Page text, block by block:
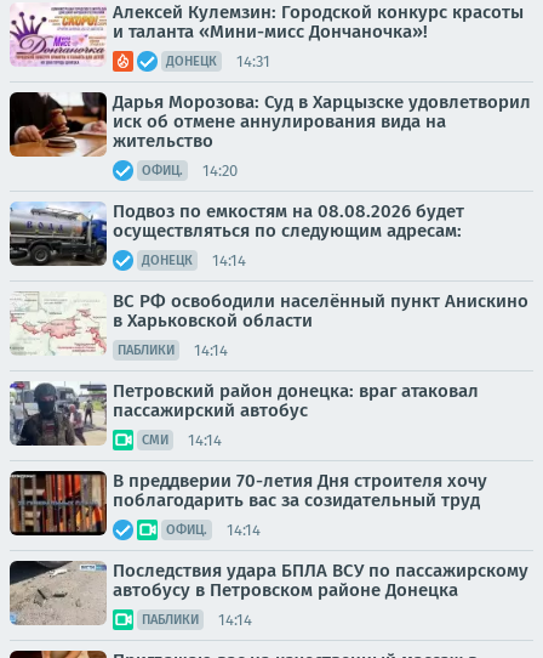
Алексей Кулемзин: Городской конкурс красоты
и таланта «Мини-мисс Дончаночка»!
ДОНЕЦК 14:31
Дарья Морозова: Суд в Харцызске удовлетворил
иск об отмене аннулирования вида на
жительство
ОФИЦ. 14:20
Подвоз по емкостям на 08.08.2026 будет
осуществляться по следующим адресам:
ДОНЕЦК 14:14
ВС РФ освободили населённый пункт Анискино
в Харьковской области
ПАБЛИКИ 14:14
Петровский район донецка: враг атаковал
пассажирский автобус
СМИ 14:14
В преддверии 70-летия Дня строителя хочу
поблагодарить вас за созидательный труд
ОФИЦ. 14:14
Последствия удара БПЛА ВСУ по пассажирскому
автобусу в Петровском районе Донецка
ПАБЛИКИ 14:14